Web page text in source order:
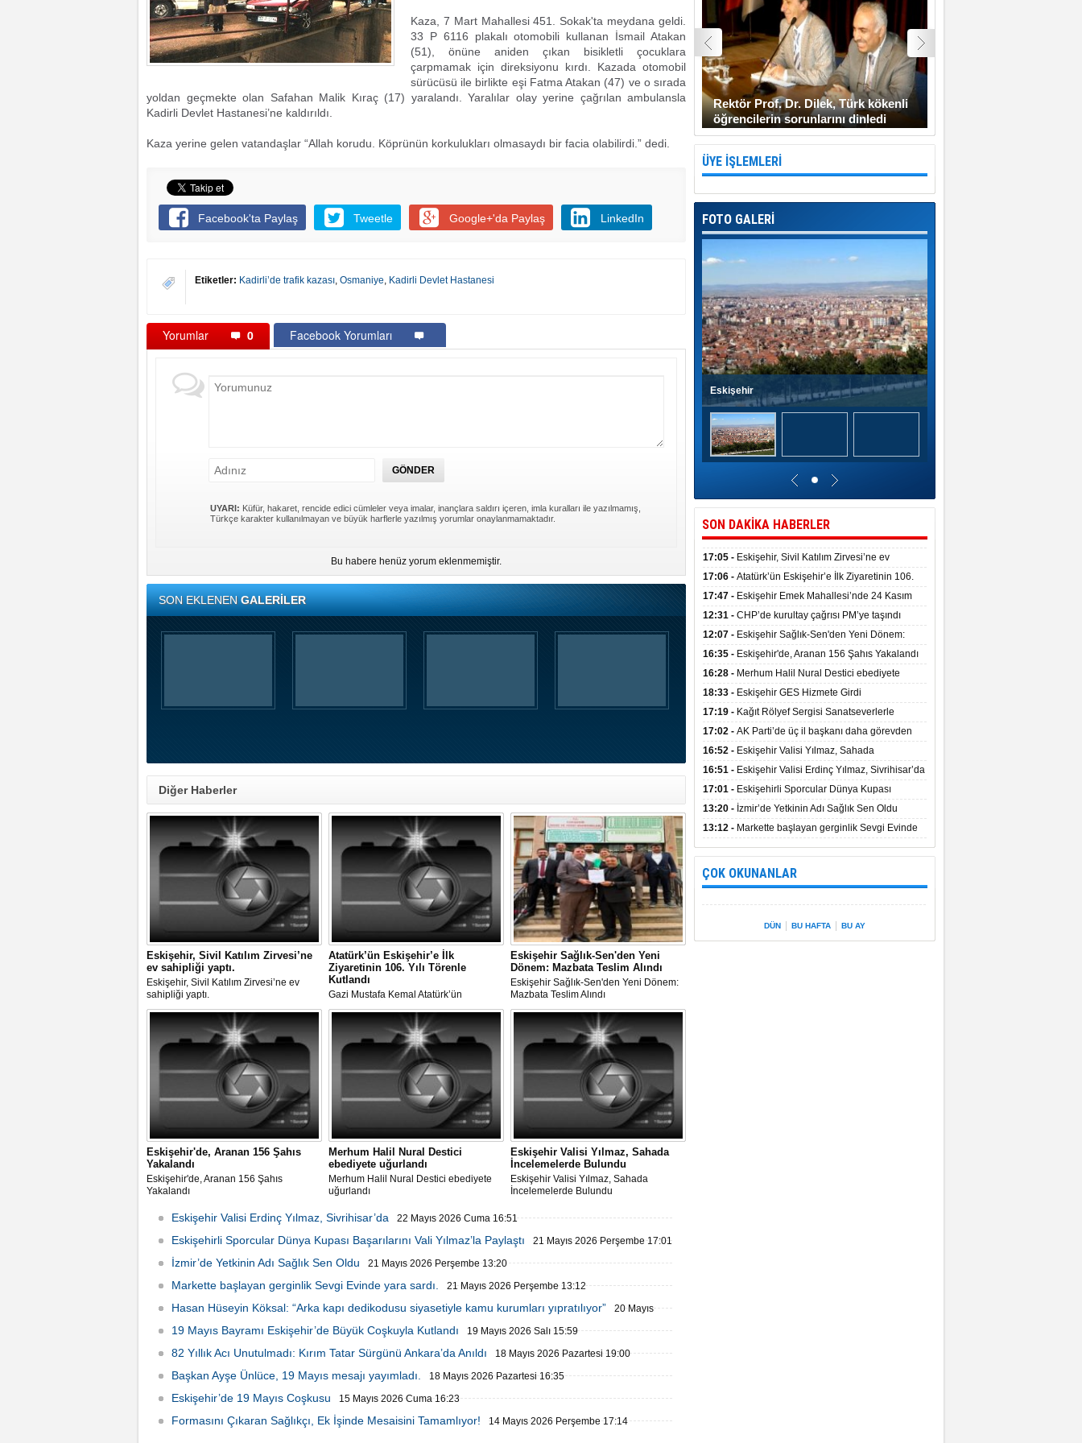
Kaza, 7 Mart Mahallesi 451. Sokak'ta meydana geldi.
33 P 6116 plakalı otomobili kullanan İsmail Atakan
(51), önüne aniden çıkan bisikletli çocuklara
çarpmamak için direksiyonu kırdı. Kazada otomobil
sürücüsü ile birlikte eşi Fatma Atakan (47) ve o sırada
yoldan geçmekte olan Safahan Malik Kıraç (17) yaralandı. Yaralılar olay yerine çağrılan ambulansla
Kadirli Devlet Hastanesi’ne kaldırıldı.
Kaza yerine gelen vatandaşlar “Allah korudu. Köprünün korkulukları olmasaydı bir facia olabilirdi.” dedi.
Facebook'ta Paylaş Tweetle Google+'da Paylaş LinkedIn
Etiketler: Kadirli’de trafik kazası, Osmaniye, Kadirli Devlet Hastanesi
Yorumlar 0 Facebook Yorumları
UYARI: Küfür, hakaret, rencide edici cümleler veya imalar, inançlara saldırı içeren, imla kuralları ile yazılmamış,
Türkçe karakter kullanılmayan ve büyük harflerle yazılmış yorumlar onaylanmamaktadır.
Bu habere henüz yorum eklenmemiştir.
SON EKLENENGALERİLER
Diğer Haberler
Eskişehir, Sivil Katılım Zirvesi’ne
ev sahipliği yaptı.
Eskişehir, Sivil Katılım Zirvesi’ne ev
sahipliği yaptı.
Atatürk’ün Eskişehir’e İlk
Ziyaretinin 106. Yılı Törenle
Kutlandı
Gazi Mustafa Kemal Atatürk’ün
Eskişehir’e İlk Ziyaretinin 106. Yılı
Törenle Kutlandı
Eskişehir Sağlık-Sen'den Yeni
Dönem: Mazbata Teslim Alındı
Eskişehir Sağlık-Sen'den Yeni Dönem:
Mazbata Teslim Alındı
Eskişehir'de, Aranan 156 Şahıs
Yakalandı
Eskişehir'de, Aranan 156 Şahıs
Yakalandı
Merhum Halil Nural Destici
ebediyete uğurlandı
Merhum Halil Nural Destici ebediyete
uğurlandı
Eskişehir Valisi Yılmaz, Sahada
İncelemelerde Bulundu
Eskişehir Valisi Yılmaz, Sahada
İncelemelerde Bulundu
Eskişehir Valisi Erdinç Yılmaz, Sivrihisar’da 22 Mayıs 2026 Cuma 16:51
Eskişehirli Sporcular Dünya Kupası Başarılarını Vali Yılmaz’la Paylaştı 21 Mayıs 2026 Perşembe 17:01
İzmir’de Yetkinin Adı Sağlık Sen Oldu 21 Mayıs 2026 Perşembe 13:20
Markette başlayan gerginlik Sevgi Evinde yara sardı. 21 Mayıs 2026 Perşembe 13:12
Hasan Hüseyin Köksal: “Arka kapı dedikodusu siyasetiyle kamu kurumları yıpratılıyor”
20 Mayıs
19 Mayıs Bayramı Eskişehir’de Büyük Coşkuyla Kutlandı 19 Mayıs 2026 Salı 15:59
82 Yıllık Acı Unutulmadı: Kırım Tatar Sürgünü Ankara’da Anıldı 18 Mayıs 2026 Pazartesi 19:00
Başkan Ayşe Ünlüce, 19 Mayıs mesajı yayımladı. 18 Mayıs 2026 Pazartesi 16:35
Eskişehir’de 19 Mayıs Coşkusu 15 Mayıs 2026 Cuma 16:23
Formasını Çıkaran Sağlıkçı, Ek İşinde Mesaisini Tamamlıyor! 14 Mayıs 2026 Perşembe 17:14
Rektör Prof. Dr. Dilek, Türk kökenli
öğrencilerin sorunlarını dinledi
ÜYE İŞLEMLERİ
FOTO GALERİ
Eskişehir
SON DAKİKA HABERLER
17:05 - Eskişehir, Sivil Katılım Zirvesi’ne ev
sahipliği yaptı.
17:06 - Atatürk’ün Eskişehir’e İlk Ziyaretinin 106.
Yılı Törenle Kutlandı
17:47 - Eskişehir Emek Mahallesi’nde 24 Kasım
İlkokulu törenle hizmete girdi
12:31 - CHP’de kurultay çağrısı PM’ye taşındı
12:07 - Eskişehir Sağlık-Sen'den Yeni Dönem:
Mazbata Teslim Alındı
16:35 - Eskişehir'de, Aranan 156 Şahıs Yakalandı
16:28 - Merhum Halil Nural Destici ebediyete
uğurlandı
18:33 - Eskişehir GES Hizmete Girdi
17:19 - Kağıt Rölyef Sergisi Sanatseverlerle
Buluştu
17:02 - AK Parti’de üç il başkanı daha görevden
alındı
16:52 - Eskişehir Valisi Yılmaz, Sahada
İncelemelerde Bulundu
16:51 - Eskişehir Valisi Erdinç Yılmaz, Sivrihisar’da
17:01 - Eskişehirli Sporcular Dünya Kupası
Başarılarını Vali Yılmaz’la Paylaştı
13:20 - İzmir’de Yetkinin Adı Sağlık Sen Oldu
13:12 - Markette başlayan gerginlik Sevgi Evinde
yara sardı.
ÇOK OKUNANLAR
DÜN BU HAFTA BU AY